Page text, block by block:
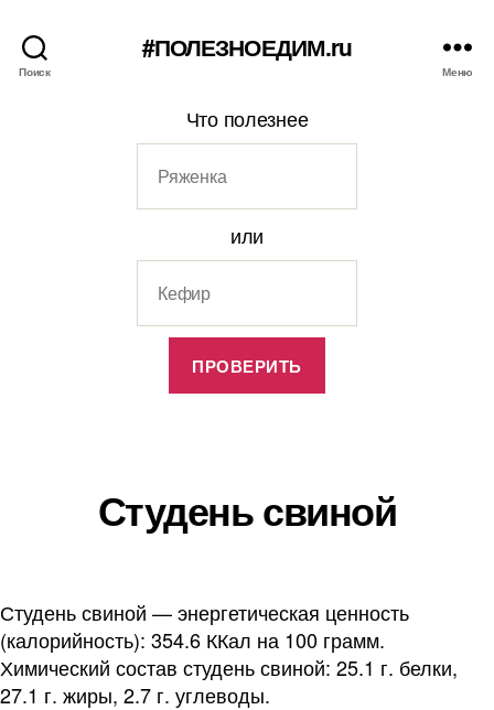
Поиск
#ПОЛЕЗНОЕДИМ.ru
Меню
Что полезнее
или
Студень свиной
Студень свиной — энергетическая ценность
(калорийность): 354.6 ККал на 100 грамм.
Химический состав студень свиной: 25.1 г. белки,
27.1 г. жиры, 2.7 г. углеводы.